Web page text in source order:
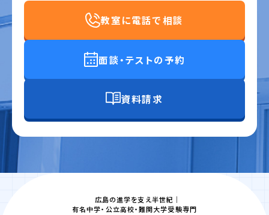
教室に電話で相談
面談・テストの予約
資料請求
広島の進学を支え半世紀｜
有名中学・公立高校・難関大学受験専門